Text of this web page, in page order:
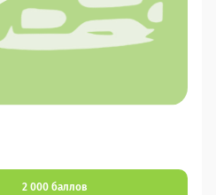
2 000 баллов